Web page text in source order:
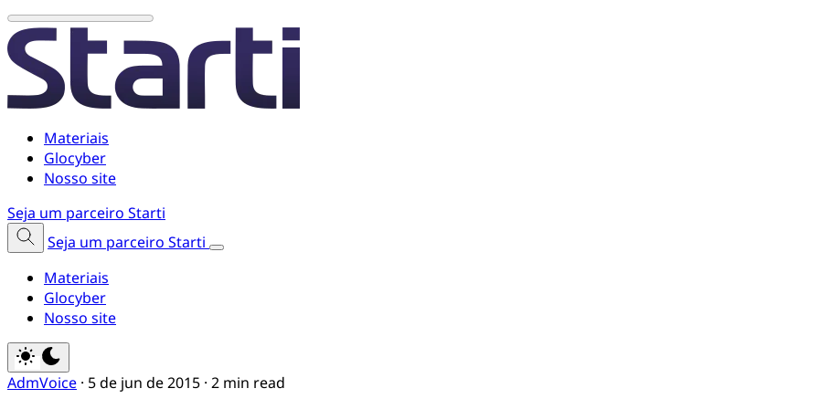
Materiais
Glocyber
Nosso site
Seja um parceiro Starti
Seja um parceiro Starti
Materiais
Glocyber
Nosso site
AdmVoice · 5 de jun de 2015 · 2 min read